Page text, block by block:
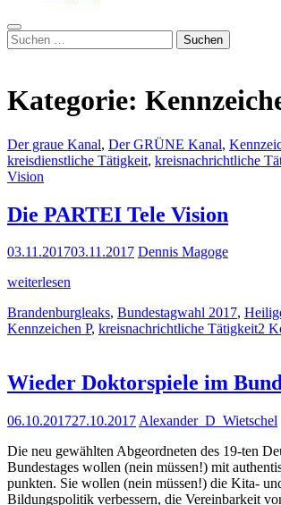
Suche
Suchen
nach:
Kategorie:
Der graue Kanal, Der GRÜNE Kanal,
kreisdienstliche Tätigkeit, kreisnachrichtliche
Vision
Die PARTEI Tele Vision
03.11.201703.11.2017 Dennis Magoge
Die
Tele
Vision
weiterlesen
Brandenburgleaks, Bundestagwahl 2017,
Kennzeichen P, kreisnachrichtliche Tätigkeit2
Wieder Doktorspiele im
06.10.201727.10.2017 Alexander_D_Wietschel
Die neu gewählten Abgeordneten des 19-ten
Bundestages wollen (nein müssen!) mit
punkten. Sie wollen (nein müssen!) die Kita-
Bildungspolitik verbessern, die Vereinbarkeit